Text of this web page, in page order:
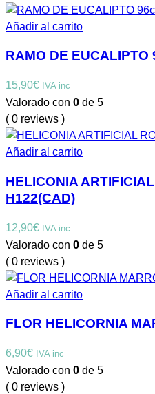
Añadir al carrito
RAMO DE EUCALIPTO
15,90€ IVA inc
Valorado con 0 de 5
( 0 reviews )
Añadir al carrito
HELICONIA
H122(CAD)
12,90€ IVA inc
Valorado con 0 de 5
( 0 reviews )
Añadir al carrito
FLOR HELICORNIA
6,90€ IVA inc
Valorado con 0 de 5
( 0 reviews )